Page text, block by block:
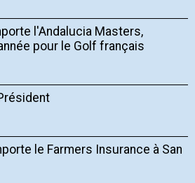
l'Andalucia Masters,
pour le Golf français
le Farmers Insurance à San